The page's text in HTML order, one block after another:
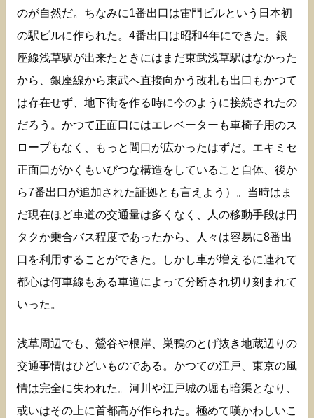
のが自然だ。ちなみに1番出口は雷門ビルという日本初
の駅ビルに作られた。4番出口は昭和4年にできた。銀
座線浅草駅が出来たときにはまだ東武浅草駅はなかった
から、銀座線から東武へ直接向かう改札も出口もかつて
は存在せず、地下街を作る時に今のように接続されたの
だろう。かつて正面口にはエレベーターも車椅子用のス
ロープもなく、もっと間口が広かったはずだ。エキミセ
正面口がかくもいびつな構造をしていること自体、後か
ら7番出口が追加された証拠とも言えよう）。当時はま
だ現在ほど車道の交通量は多くなく、人の移動手段は円
タクか乗合バス程度であったから、人々は容易に8番出
口を利用することができた。しかし車が増えるに連れて
都心は何車線もある車道によって分断され切り刻まれて
いった。
浅草周辺でも、鶯谷や根岸、巣鴨のとげ抜き地蔵辺りの
交通事情はひどいものである。かつての江戸、東京の風
情は完全に失われた。河川や江戸城の堀も暗渠となり、
或いはその上に首都高が作られた。極めて嘆かわしいこ